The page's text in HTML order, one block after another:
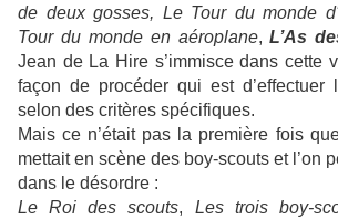
de deux gosses, Le Tour du monde
Tour du monde en aéroplane,L’As
Jean de La Hire s’immisce dans cette
façon de procéder qui est d’effectuer
selon des critères spécifiques.
Mais ce n’était pas la première fois
mettait en scène des boy-scouts et l’on
dans le désordre :
Le Roi des scouts, Les trois boy-